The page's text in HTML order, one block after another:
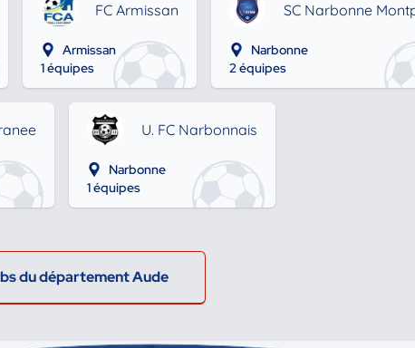
FC Armissan
Armissan
1 équipes
SC Narbonne
Narbonne
2 équipes
U. FC Narbonnais
Narbonne
1 équipes
du département Aude